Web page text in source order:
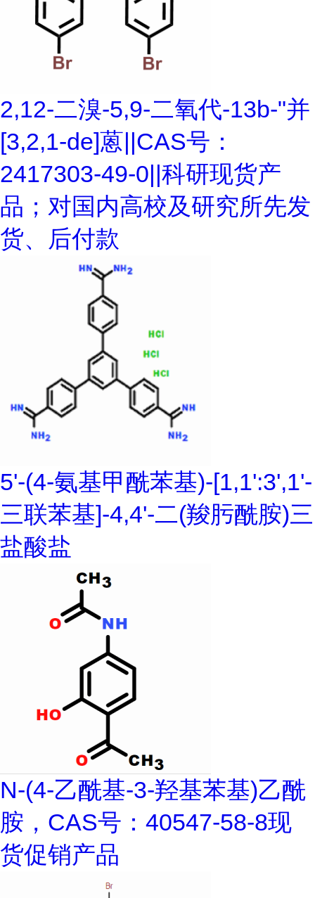
2,12-二溴-5,9-二氧代-13b-"并
[3,2,1-de]蒽||CAS号：
2417303-49-0||科研现货产
品；对国内高校及研究所先发
货、后付款
5'-(4-氨基甲酰苯基)-[1,1':3',1'-
三联苯基]-4,4'-二(羧肟酰胺)三
盐酸盐
N-(4-乙酰基-3-羟基苯基)乙酰
胺，CAS号：40547-58-8现
货促销产品